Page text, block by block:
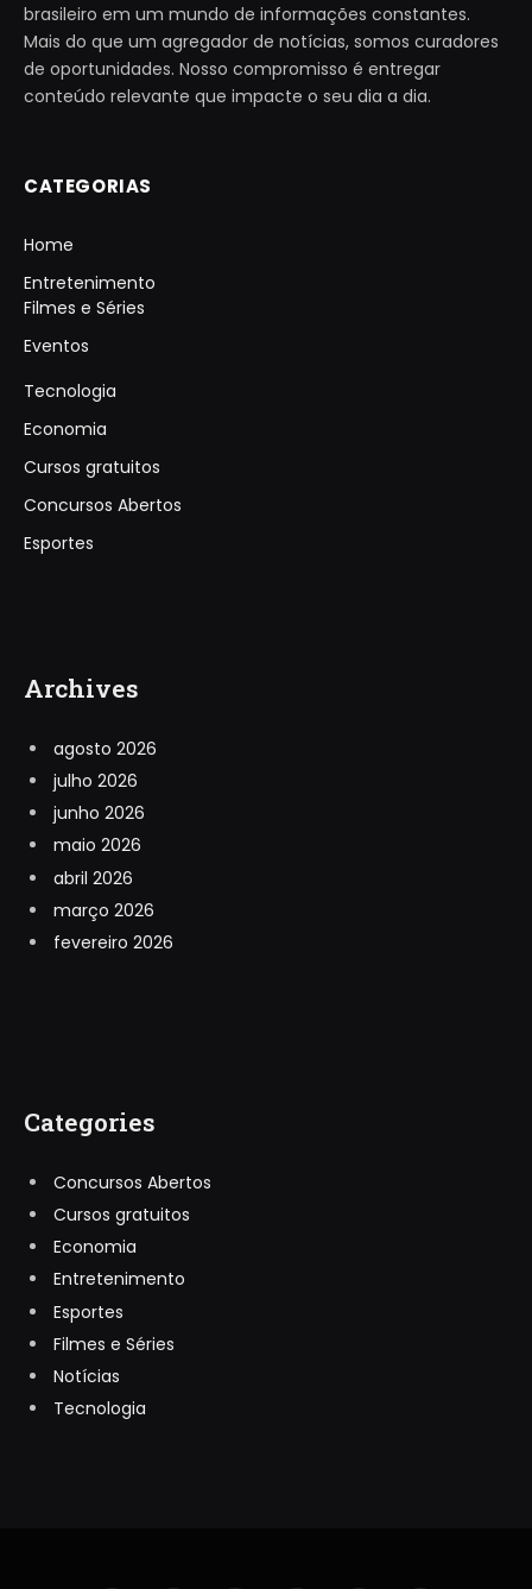
brasileiro em um mundo de informações constantes.
Mais do que um agregador de notícias, somos curadores
de oportunidades. Nosso compromisso é entregar
conteúdo relevante que impacte o seu dia a dia.
CATEGORIAS
Home
Entretenimento
Filmes e Séries
Eventos
Tecnologia
Economia
Cursos gratuitos
Concursos Abertos
Esportes
Archives
agosto 2026
julho 2026
junho 2026
maio 2026
abril 2026
março 2026
fevereiro 2026
Categories
Concursos Abertos
Cursos gratuitos
Economia
Entretenimento
Esportes
Filmes e Séries
Notícias
Tecnologia